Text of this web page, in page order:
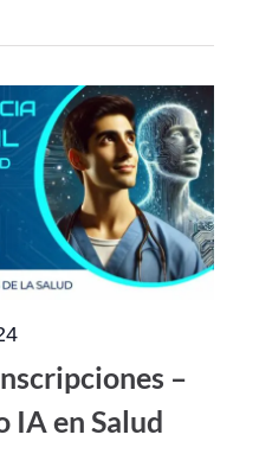
–
IA en Salud